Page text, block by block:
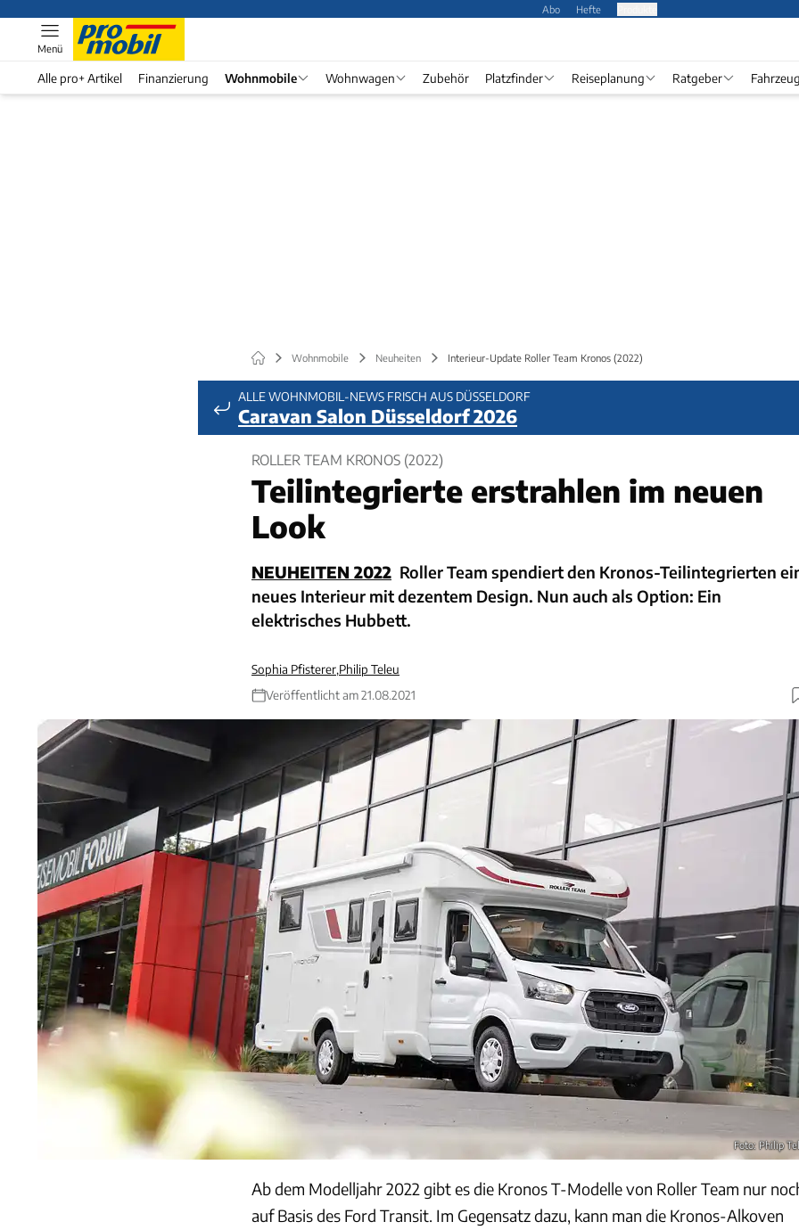
Abo Hefte
Menü
Alle pro+ Artikel Finanzierung Wohnmobile Wohnwagen Zubehör Platzfinder Reiseplanung Ratgeber
Wohnmobile Neuheiten Interieur-Update Roller Team Kronos (2022)
ALLE WOHNMOBIL-NEWS FRISCH AUS DÜSSELDORF
Caravan Salon Düsseldorf 2026
ROLLER TEAM KRONOS (2022)
Teilintegrierte erstrahlen im neuen
Look
NEUHEITEN 2022 Roller Team spendiert den Kronos-Teilintegrierten
neues Interieur mit dezentem Design. Nun auch als Option: Ein
elektrisches Hubbett.
Sophia Pfisterer,Philip Teleu
Veröffentlicht am 21.08.2021
Foto: Philip
Ab dem Modelljahr 2022 gibt es die Kronos T-Modelle von Roller Team nur
auf Basis des Ford Transit. Im Gegensatz dazu, kann man die Kronos-Alkoven